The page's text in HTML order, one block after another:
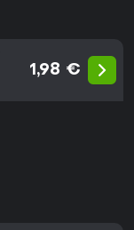
1,98 €